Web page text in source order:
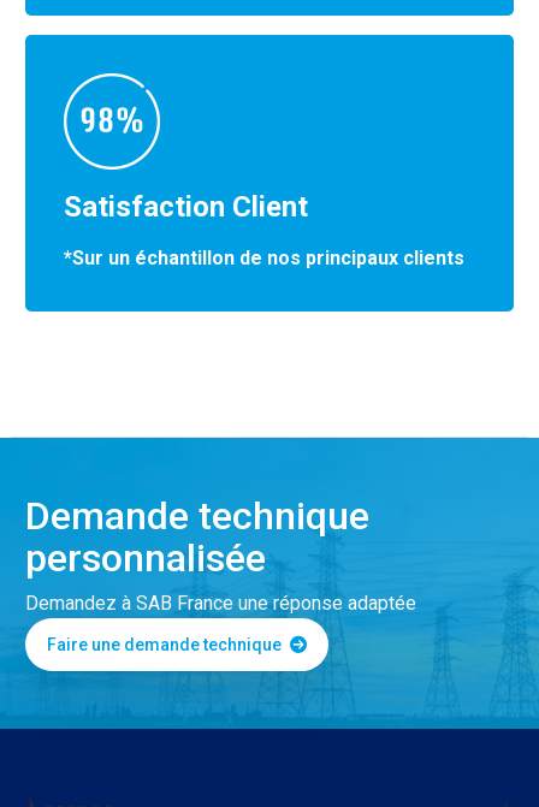
Satisfaction Client
*Sur un échantillon de nos principaux clients
Demande technique
personnalisée
Demandez à SAB France une réponse adaptée
Faire une demande technique